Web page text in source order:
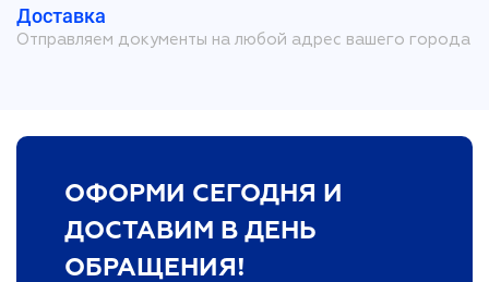
Доставка
Отправляем документы на любой адрес вашего города
ОФОРМИ СЕГОДНЯ И
ДОСТАВИМ В ДЕНЬ
ОБРАЩЕНИЯ!